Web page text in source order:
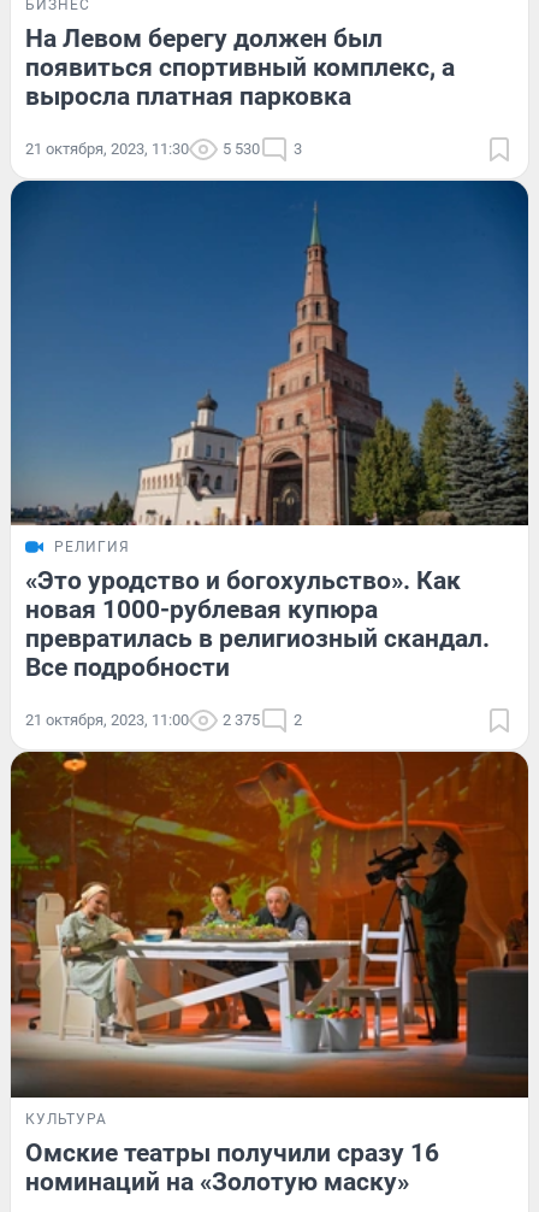
БИЗНЕС
На Левом берегу должен был
появиться спортивный комплекс, а
выросла платная парковка
21 октября, 2023, 11:30 5 530 3
РЕЛИГИЯ
«Это уродство и богохульство». Как
новая 1000-рублевая купюра
превратилась в религиозный скандал.
Все подробности
21 октября, 2023, 11:00 2 375 2
КУЛЬТУРА
Омские театры получили сразу 16
номинаций на «Золотую маску»